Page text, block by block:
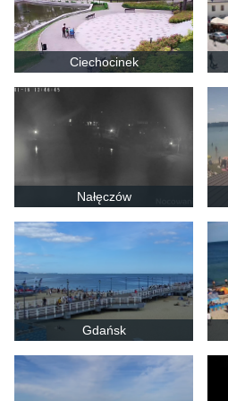
Ciechocinek
Nałęczów
Gdańsk